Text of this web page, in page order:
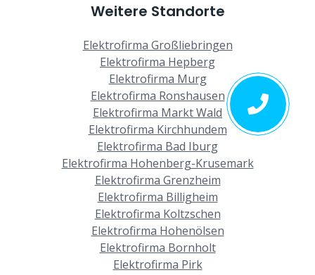
Weitere Standorte
Elektrofirma Großliebringen
Elektrofirma Hepberg
Elektrofirma Murg
Elektrofirma Ronshausen
Elektrofirma Markt Wald
Elektrofirma Kirchhundem
Elektrofirma Bad Iburg
Elektrofirma Hohenberg-Krusemark
Elektrofirma Grenzheim
Elektrofirma Billigheim
Elektrofirma Koltzschen
Elektrofirma Hohenölsen
Elektrofirma Bornholt
Elektrofirma Pirk